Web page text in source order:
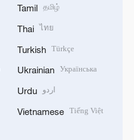
Tamil தமிழ்
Thai ไทย
Turkish Türkçe
Ukrainian Українська
Urdu اردو
Vietnamese Tiếng Việt